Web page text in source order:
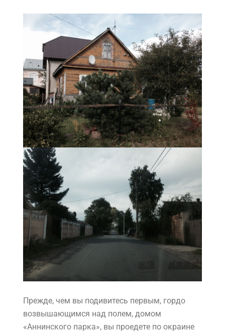
Прежде, чем вы подивитесь первым, гордо
возвышающимся над полем, домом
«Аннинского парка», вы проедете по окраине